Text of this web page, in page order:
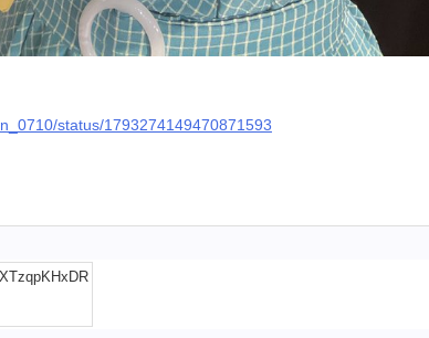
status/1793274149470871593